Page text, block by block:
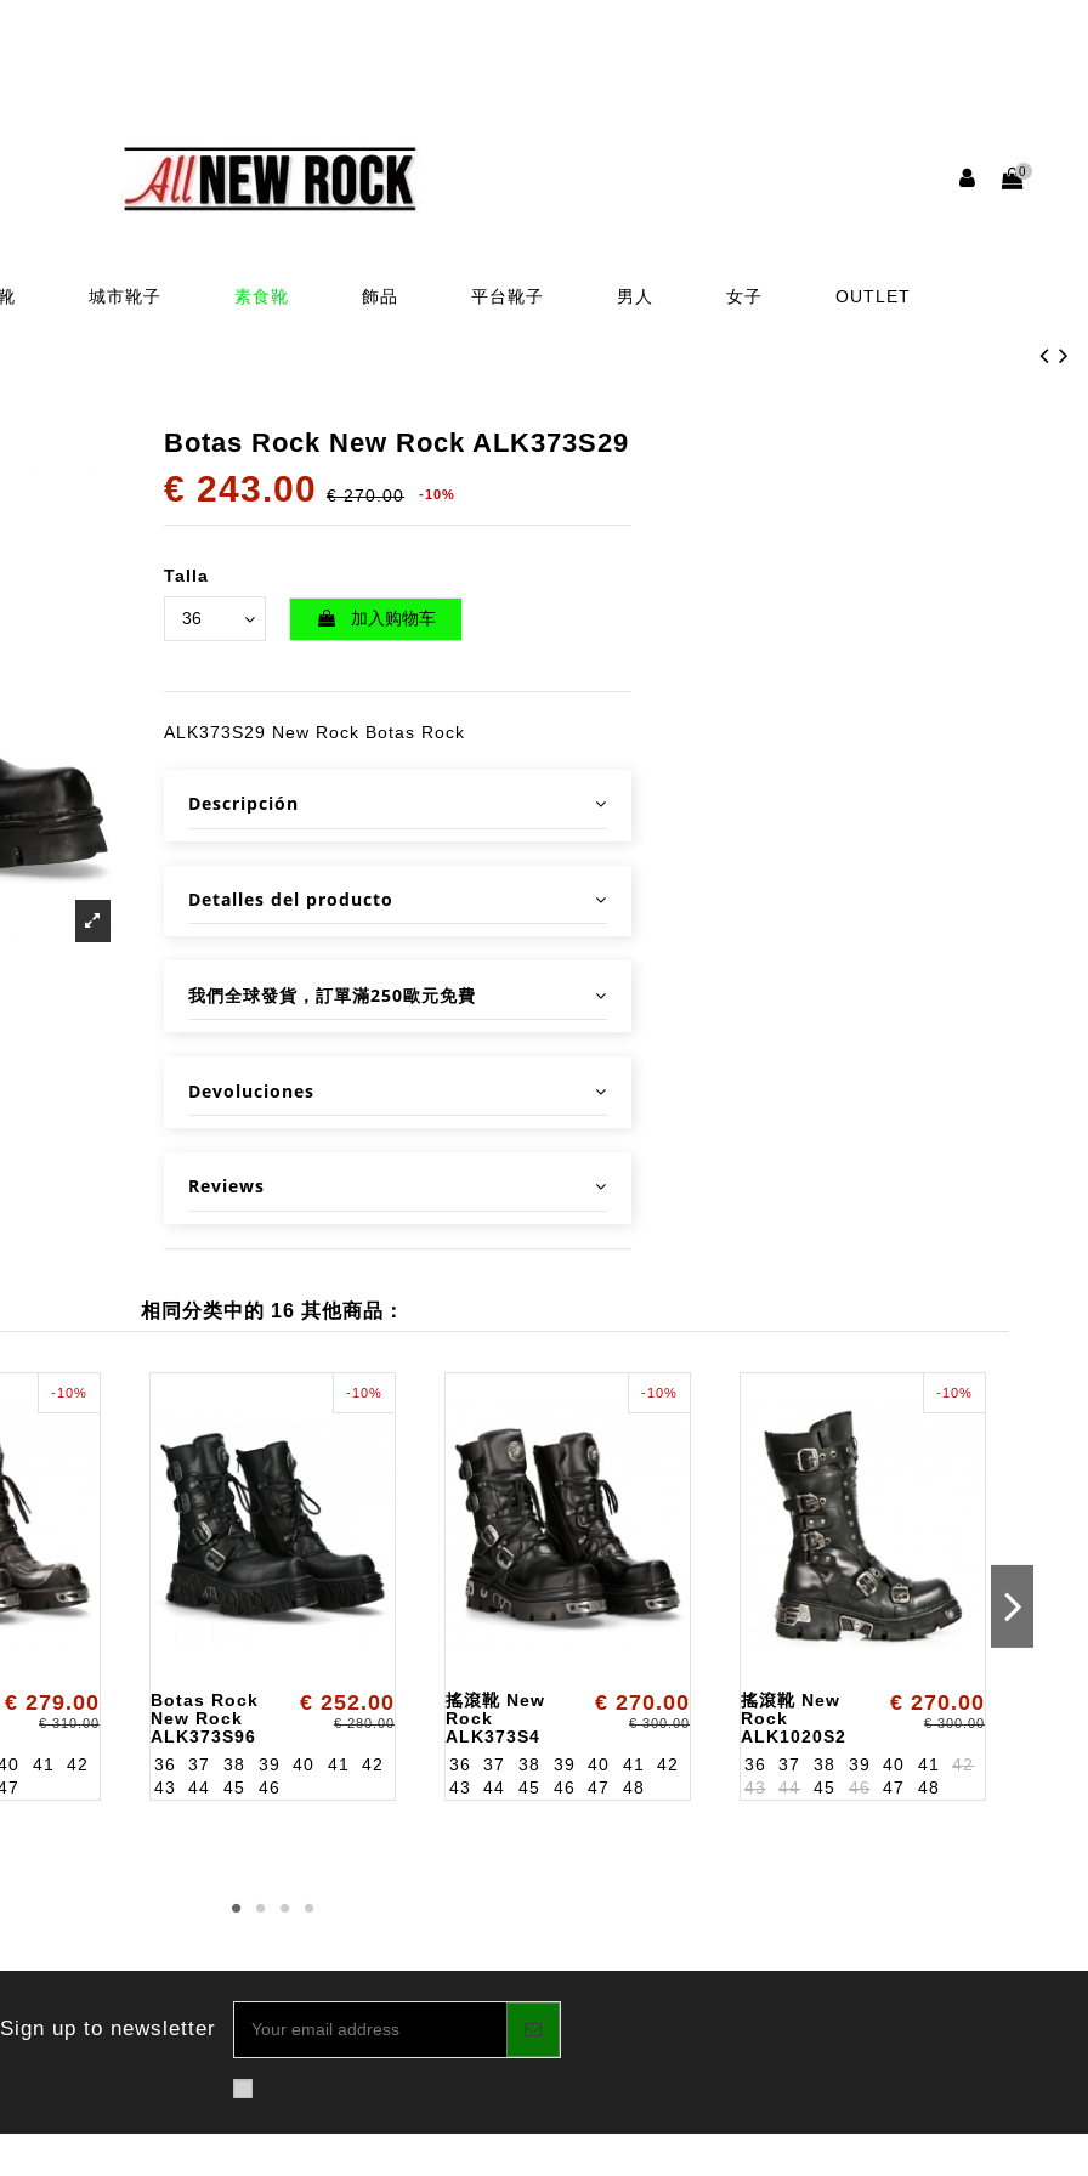
0
城市靴子 素食靴 飾品 平台靴子 男人 女子 OUTLET
Botas Rock New Rock ALK373S29
€ 243.00 € 270.00 -10%
Talla
加入购物车
ALK373S29 New Rock Botas Rock
Descripción
Detalles del producto
我們全球發貨，訂單滿250歐元免費
Devoluciones
Reviews
相同分类中的 16 其他商品：
-10%
€ 279.00
€ 310.00
41
42
-10%
Botas Rock
New Rock
ALK373S96
€ 252.00
€ 280.00
36 37 38 39 40 41
42
43
44 45 46
-10%
搖滾靴 New
Rock
ALK373S4
€ 270.00
€ 300.00
36 37 38 39 40 41
42
43
44 45 46 47 48
-10%
搖滾靴 New
Rock
ALK1020S2
€ 270.00
€ 300.00
36 37 38 39 40 41
42
43
44 45 46 47 48
Sign up to newsletter